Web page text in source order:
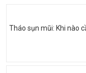
Tháo sụn mũi: Khi nào